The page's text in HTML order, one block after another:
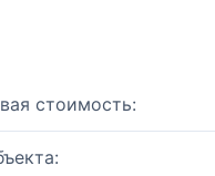
стоимость: